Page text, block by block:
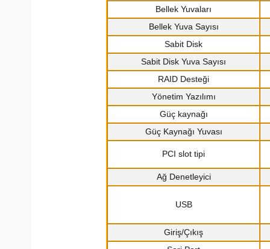
Bellek Yuvaları
Bellek Yuva Sayısı
Sabit Disk
Sabit Disk Yuva Sayısı
RAID Desteği
Yönetim Yazılımı
Güç kaynağı
Güç Kaynağı Yuvası
PCI slot tipi
Ağ Denetleyici
USB
Giriş/Çıkış